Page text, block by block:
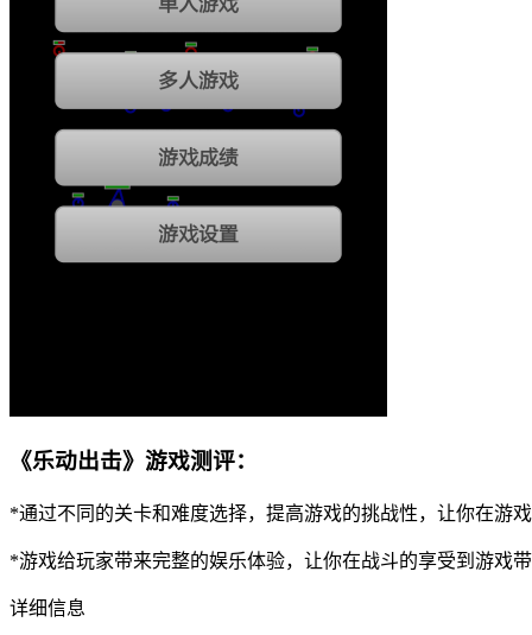
《乐动出击》游戏测评：
*通过不同的关卡和难度选择，提高游戏的挑战性，让你在游戏
*游戏给玩家带来完整的娱乐体验，让你在战斗的享受到游戏带
详细信息